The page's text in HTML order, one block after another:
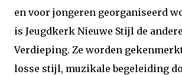
en voor jongeren georganiseerd
is Jeugdkerk Nieuwe Stijl de
Verdieping. Ze worden
losse stijl, muzikale begeleiding